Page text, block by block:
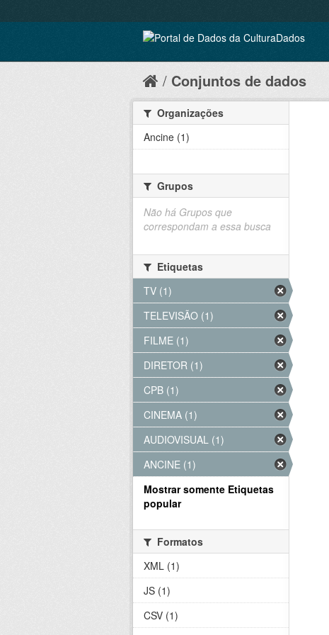
Conjuntos de dados
Organizações
Ancine (1)
Grupos
Não há Grupos que
correspondam a essa busca
Etiquetas
TV (1)
TELEVISÃO (1)
FILME (1)
DIRETOR (1)
CPB (1)
CINEMA (1)
AUDIOVISUAL (1)
ANCINE (1)
Mostrar somente Etiquetas
popular
Formatos
XML (1)
JS (1)
CSV (1)